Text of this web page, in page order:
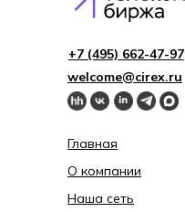
Главная
О компании
Наша сеть
welcome@cirex.ru
+7 (495) 662-4 7-97